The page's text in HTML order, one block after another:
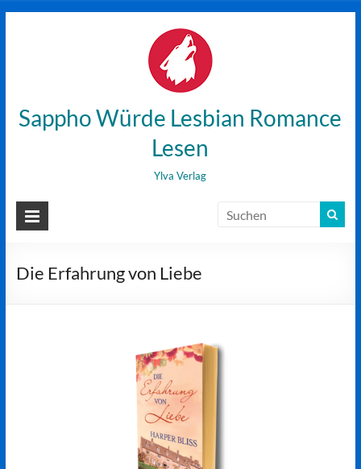
Sappho Würde Lesbian Romance
Lesen
Ylva Verlag
Die Erfahrung von Liebe